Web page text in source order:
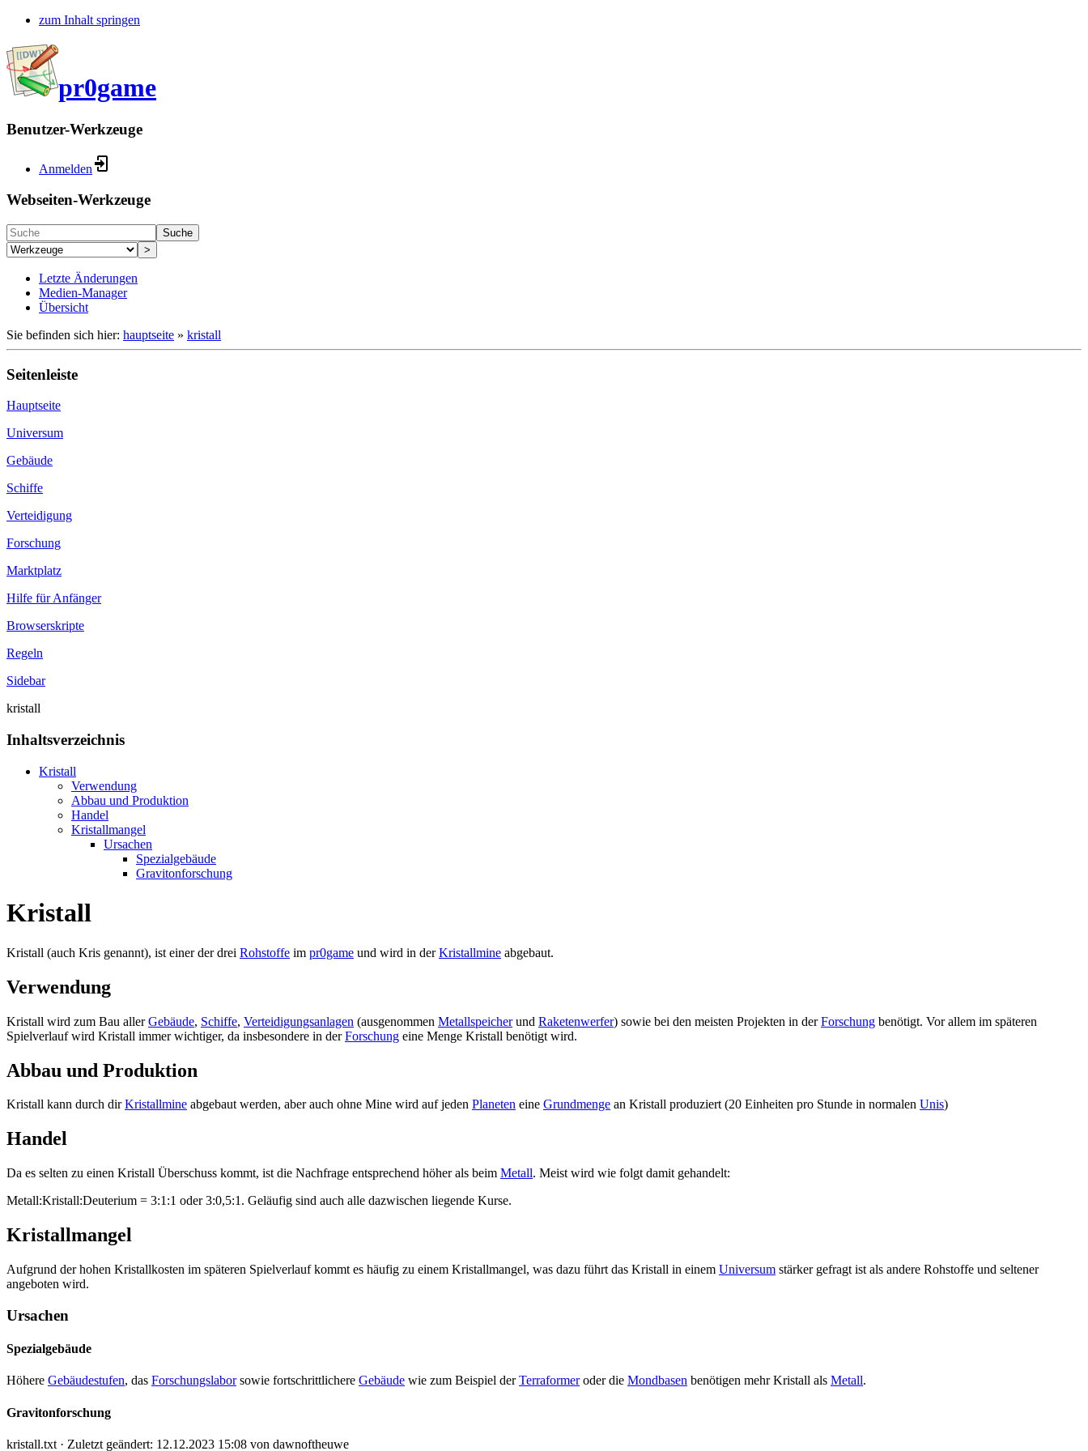
zum Inhalt springen
pr0game
Benutzer-Werkzeuge
Anmelden
Webseiten-Werkzeuge
Suche
>
Letzte Änderungen
Medien-Manager
Übersicht
Sie befinden sich hier: hauptseite » kristall
Seitenleiste
Hauptseite
Universum
Gebäude
Schiffe
Verteidigung
Forschung
Marktplatz
Hilfe für Anfänger
Browserskripte
Regeln
Sidebar
kristall
Inhaltsverzeichnis
Kristall
Verwendung
Abbau und Produktion
Handel
Kristallmangel
Ursachen
Spezialgebäude
Gravitonforschung
Kristall
Kristall (auch Kris genannt), ist einer der drei Rohstoffe im pr0game und wird in derKristallmine abgebaut.
Verwendung
Kristall wird zum Bau allerGebäude, Schiffe, Verteidigungsanlagen (ausgenommen Metallspeicherund Raketenwerfer) sowie bei den meisten Projekten in derForschung benötigt. Vor allem im späteren
Spielverlauf wird Kristall immer wichtiger, da insbesondere in derForschung eine Menge Kristall benötigt wird.
Abbau und Produktion
Kristall kann durch dirKristallmine abgebaut werden, aber auch ohne Mine wird auf jeden Planeten eine Grundmenge an Kristall produziert (20 Einheiten pro Stunde in normalen Unis)
Handel
Da es selten zu einen Kristall Überschuss kommt, ist die Nachfrage entsprechend höher als beim Metall. Meist wird wie folgt damit gehandelt:
Metall:Kristall:Deuterium = 3:1:1 oder 3:0,5:1. Geläufig sind auch alle dazwischen liegende Kurse.
Kristallmangel
Aufgrund der hohen Kristallkosten im späteren Spielverlauf kommt es häufig zu einem Kristallmangel, was dazu führt das Kristall in einem Universum stärker gefragt ist als andere Rohstoffe und seltener
angeboten wird.
Ursachen
Spezialgebäude
Höhere Gebäudestufen, das Forschungslaborsowie fortschrittlichere Gebäude wie zum Beispiel derTerraformeroder die Mondbasen benötigen mehr Kristall als Metall.
Gravitonforschung
kristall.txt · Zuletzt geändert: 12.12.2023 15:08 von dawnoftheuwe